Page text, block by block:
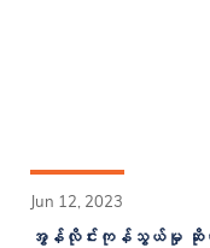
Jun 12, 2023
အွန်လိုင်းကုန်သွယ်မှု ဆို